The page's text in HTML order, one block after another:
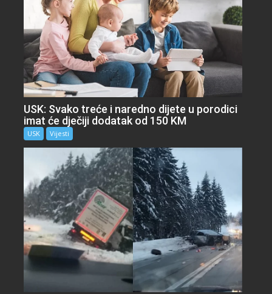
USK: Svako treće i naredno dijete u porodici
imat će dječiji dodatak od 150 KM
USK Vijesti